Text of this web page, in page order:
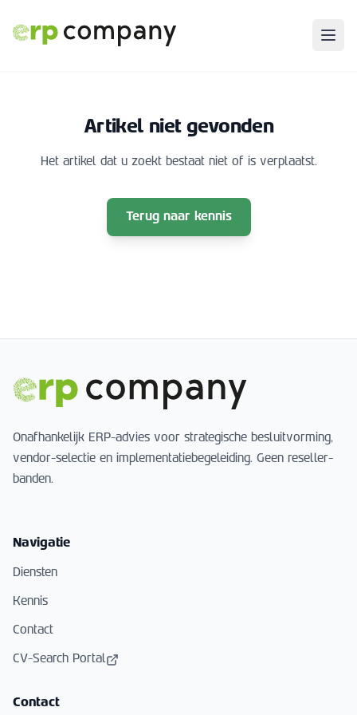
Artikel niet gevonden
Het artikel dat u zoekt bestaat niet of is verplaatst.
Terug naar kennis
Onafhankelijk ERP-advies voor strategische besluitvorming,
vendor-selectie en implementatiebegeleiding. Geen reseller-
banden.
Navigatie
Diensten
Kennis
Contact
CV-Search Portal
Contact